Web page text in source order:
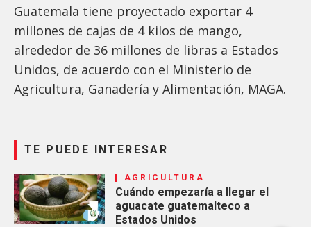
Guatemala tiene proyectado exportar 4
millones de cajas de 4 kilos de mango,
alrededor de 36 millones de libras a Estados
Unidos, de acuerdo con el Ministerio de
Agricultura, Ganadería y Alimentación, MAGA.
TE PUEDE INTERESAR
AGRICULTURA
Cuándo empezaría a llegar el
aguacate guatemalteco a
Estados Unidos